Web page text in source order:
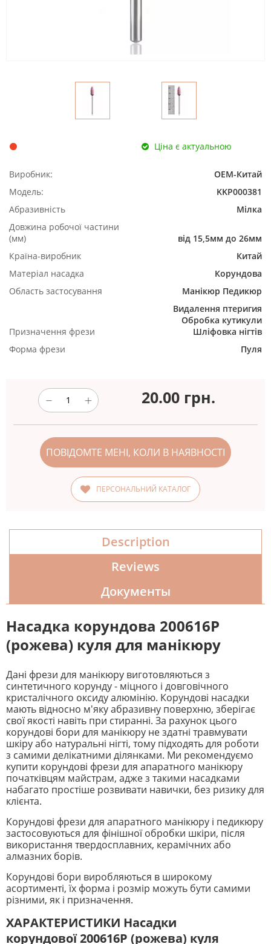
Ціна є актуальною
Виробник:
ОЕМ-Китай
Модель:
KKP000381
Абразивність
Мілка
Довжина робочої частини
(мм)
від 15,5мм до 26мм
Країна-виробник
Китай
Матеріал насадка
Корундова
Область застосування
Манікюр Педикюр
Призначення фрези
Видалення птеригия
Обробка кутикули
Шліфовка нігтів
Форма фрези
Пуля
20.00 грн.
ПОВІДОМТЕ МЕНІ, КОЛИ В НАЯВНОСТІ
ПЕРСОНАЛЬНИЙ КАТАЛОГ
Description
Reviews
Документы
Насадка корундова 200616Р
(рожева) куля для манікюру
Дані фрези для манікюру виготовляються з
синтетичного корунду - міцного і довговічного
кристалічного оксиду алюмінію. Корундові насадки
мають відносно м'яку абразивну поверхню, зберігає
свої якості навіть при стиранні. За рахунок цього
корундові бори для манікюру не здатні травмувати
шкіру або натуральні нігті, тому підходять для роботи
з самими делікатними ділянками. Ми рекомендуємо
купити корундові фрези для апаратного манікюру
початківцям майстрам, адже з такими насадками
набагато простіше розвивати навички, без ризику для
клієнта.
Корундові фрези для апаратного манікюру і педикюру
застосовуються для фінішної обробки шкіри, після
використання твердосплавних, керамічних або
алмазних борів.
Корундові бори виробляються в широкому
асортименті, їх форма і розмір можуть бути самими
різними, як і призначення.
ХАРАКТЕРИСТИКИ Насадки
корундової 200616Р (рожева) куля